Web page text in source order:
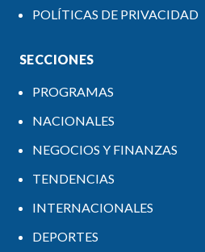
POLÍTICAS DE PRIVACIDAD
SECCIONES
PROGRAMAS
NACIONALES
NEGOCIOS Y FINANZAS
TENDENCIAS
INTERNACIONALES
DEPORTES